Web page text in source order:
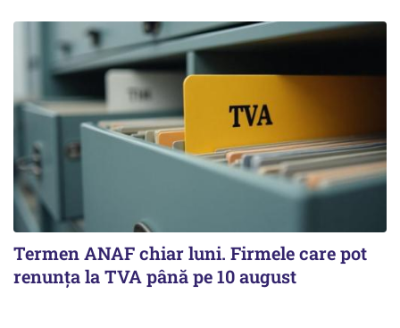
Termen ANAF chiar luni. Firmele care pot
renunța la TVA până pe 10 august